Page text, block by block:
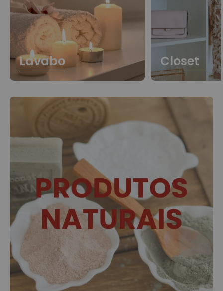
Lavabo Closet